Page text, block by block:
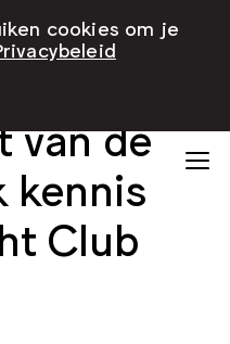
van de
kennis
Club
cookies om je